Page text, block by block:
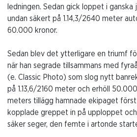
ledningen. Sedan gick loppet i ganska
undan säkert på 1.14,3/2640 meter
60.000 kronor.
Sedan blev det ytterligare en triumf
när han segrade tillsammans med
(e. Classic Photo) som slog nytt
på 1.13,6/2160 meter och erhöll
meters tillägg hamnade ekipaget först
kopplade greppet in på upploppet
säker seger, den femte i artonde